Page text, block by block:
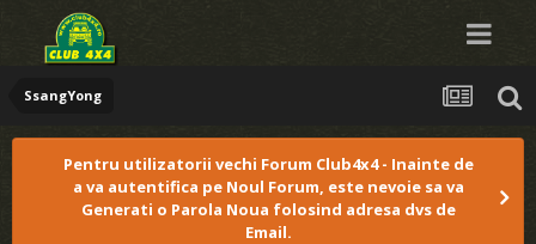
SsangYong
Pentru utilizatorii vechi Forum Club4x4 - Inainte de
a va autentifica pe Noul Forum, este nevoie sa va
Generati o Parola Noua folosind adresa dvs de
Email.